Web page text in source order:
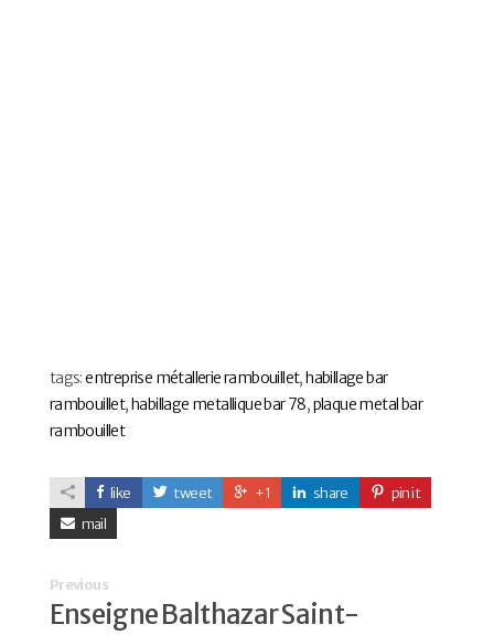
tags:entreprise métallerie rambouillet,habillage bar
rambouillet,habillage metallique bar 78,plaque metal bar
rambouillet
like tweet +1 share
pin it
mail
Previous
Enseigne Balthazar Saint-